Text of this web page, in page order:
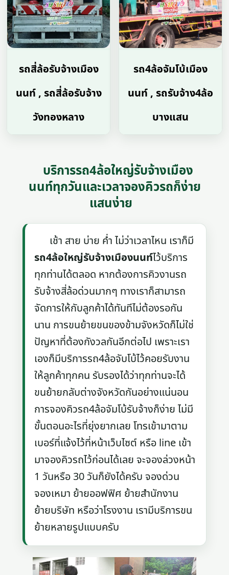
รถสี่ล้อรับจ้างเมือง
นนท์ , รถสี่ล้อรับจ้าง
วังทองหลาง
รถ4ล้อจัมโบ้เมือง
นนท์ , รถรับจ้าง4ล้อ
บางแสน
บริการรถ4ล้อใหญ่รับจ้างเมือง
นนท์ทุกวันและเวลาจองคิวรถก็ง่าย
แสนง่าย
เช้า สาย บ่าย ค่ำ ไม่ว่าเวลาไหน เราก็มี
รถ4ล้อใหญ่รับจ้างเมืองนนท์ไว้บริการ
ทุกท่านได้ตลอด หากต้องการคิวงานรถ
รับจ้างสี่ล้อด่วนมากๆ ทางเราก็สามารถ
จัดการให้กับลูกค้าได้ทันทีไม่ต้องรอกัน
นาน การขนย้ายขนของข้ามจังหวัดก็ไม่ใช่
ปัญหาที่ต้องกังวลกันอีกต่อไป เพราะเรา
เองก็มีบริการรถ4ล้อจับโบ้ไว้คอยรับงาน
ให้ลูกค้าทุกคน รับรองได้ว่าทุกท่านจะได้
ขนย้ายกลับต่างจังหวัดกันอย่างแน่นอน
การจองคิวรถ4ล้อจัมโบ้รับจ้างก็ง่าย ไม่มี
ขั้นตอนอะไรที่ยุ่งยากเลย โทรเข้ามาตาม
เบอร์ที่แจ้งไว้ที่หน้าเว็บไซต์ หรือ line เข้า
มาจองคิวรถไว้ก่อนได้เลย จะจองล่วงหน้า
1 วันหรือ 30 วันก็ยังได้ครับ จองด่วน
จองเหมา ย้ายออฟฟิศ ย้ายสำนักงาน
ย้ายบริษัท หรือว่าโรงงาน เรามีบริการขน
ย้ายหลายรูปแบบครับ